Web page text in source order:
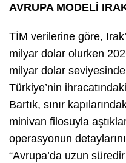
AVRUPA MODELİ
TİM verilerine göre,
milyar dolar olurken
milyar dolar seviyesinde
Türkiye’nin
Bartık, sınır
minivan filosuyla
operasyonun
“Avrupa’da uzun